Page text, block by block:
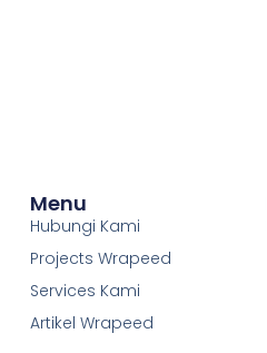
Menu
Hubungi Kami
Projects Wrapeed
Services Kami
Artikel Wrapeed